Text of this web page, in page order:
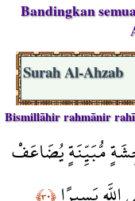
Bandingkan
Surah Al-Ahzab
Bismillāhir rahmānir
مُّبَيِّنَةٍ يُضَاعَفْ